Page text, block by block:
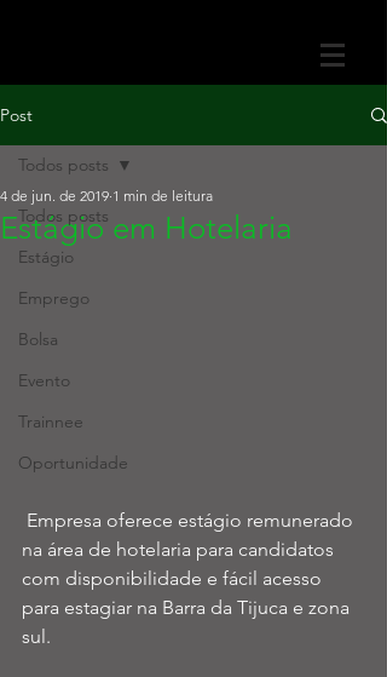
Post
Todos posts
Estágio
Emprego
Bolsa
Evento
Trainnee
Oportunidade
Todos posts
Estágio em Hotelaria
4 de jun. de 2019 1 min de leitura
na área de hotelaria para candidatos
com disponibilidade e fácil acesso
para estagiar na Barra da Tijuca e zona
sul.